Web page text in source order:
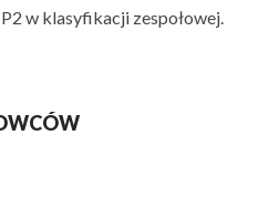
w klasyfikacji zespołowej.